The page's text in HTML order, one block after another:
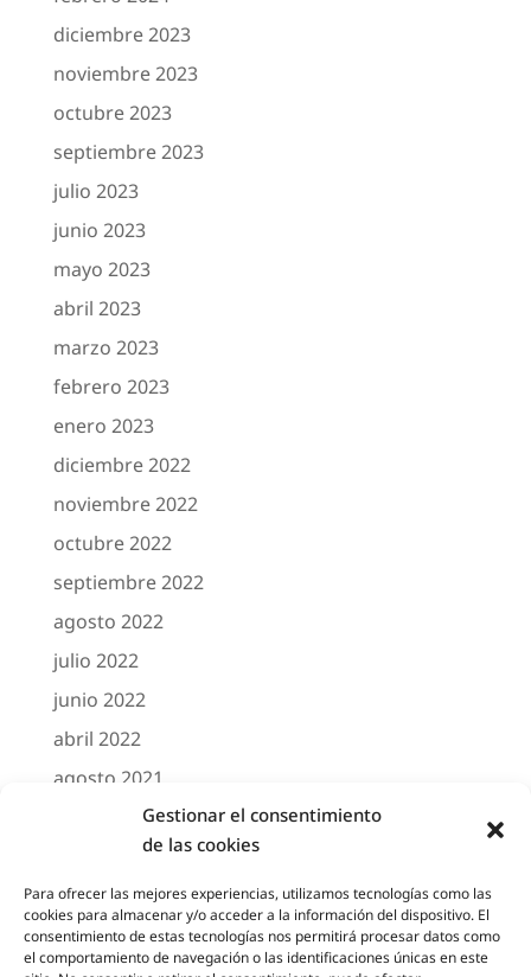
Gestionar el consentimiento
de las cookies
Para ofrecer las mejores experiencias, utilizamos tecnologías como las
cookies para almacenar y/o acceder a la información del dispositivo. El
consentimiento de estas tecnologías nos permitirá procesar datos como
el comportamiento de navegación o las identificaciones únicas en este
diciembre 2023
noviembre 2023
octubre 2023
septiembre 2023
julio 2023
junio 2023
mayo 2023
abril 2023
marzo 2023
febrero 2023
enero 2023
diciembre 2022
noviembre 2022
octubre 2022
septiembre 2022
agosto 2022
julio 2022
junio 2022
abril 2022
agosto 2021
marzo 2021
febrero 2021
octubre 2020
agosto 2020